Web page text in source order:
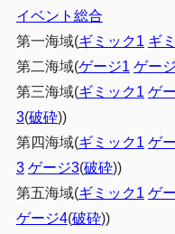
イベント総合
第一海域(ギミック1 ギ
第二海域(ゲージ1 ゲー
第三海域(ギミック1 ゲ
3(破砕))
第四海域(ギミック1 ゲ
3 ゲージ3(破砕))
第五海域(ギミック1 ゲ
ゲージ4(破砕))